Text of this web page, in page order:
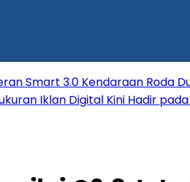
Smart 3.0 Kendaraan Roda
Iklan Digital Kini Hadir